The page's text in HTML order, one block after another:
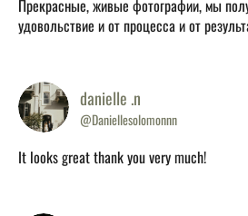
Прекрасные, живые фотографии, мы
удовольствие и от процесса и от
danielle .n
@Daniellesolomonnn
It looks great thank you very much!